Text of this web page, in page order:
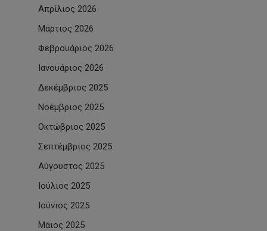
Απρίλιος 2026
Μάρτιος 2026
Φεβρουάριος 2026
Ιανουάριος 2026
Δεκέμβριος 2025
Νοέμβριος 2025
Οκτώβριος 2025
Σεπτέμβριος 2025
Αύγουστος 2025
Ιούλιος 2025
Ιούνιος 2025
Μάιος 2025